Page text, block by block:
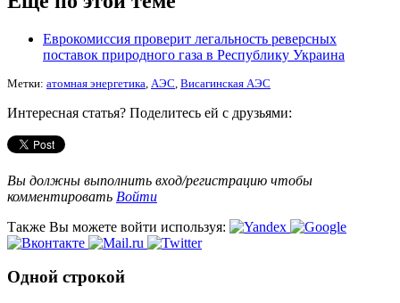
Еврокомиссия проверит легальность реверсных
поставок природного газа в Республику Украина
Метки: атомная энергетика АЭС Висагинская АЭС
Интересная статья? Поделитесь ей с друзьями:
Вы должны выполнить вход/регистрацию чтобы
комментировать Войти
Также Вы можете войти используя:
Одной строкой